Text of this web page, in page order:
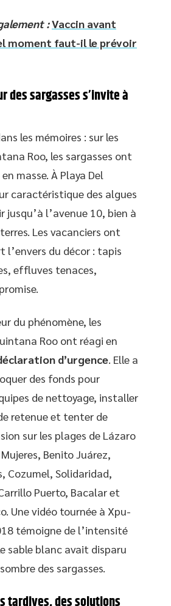
:Vaccin avant
moment faut-il le prévoir
des sargasses s’invite à
les mémoires : sur les
Roo, les sargasses ont
masse. À Playa Del
caractéristique des algues
jusqu’à l’avenue 10, bien à
Les vacanciers ont
l’envers du décor : tapis
effluves tenaces,
du phénomène, les
Roo ont réagi en
d’urgence. Elle a
des fonds pour
de nettoyage, installer
retenue et tenter de
sur les plages de Lázaro
Benito Juárez,
Cozumel, Solidaridad,
Puerto, Bacalar et
Une vidéo tournée à Xpu-
témoigne de l’intensité
sable blanc avait disparu
des sargasses.